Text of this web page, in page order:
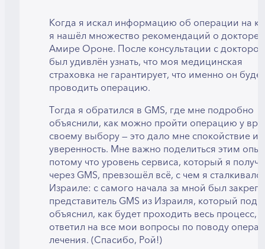
Когда я искал информацию об операции на
я нашёл множество рекомендаций о докторе
Амире Ороне. После консультации с
был удивлён узнать, что моя медицинская
страховка не гарантирует, что именно он будет
проводить операцию.
Тогда я обратился в GMS, где мне подробно
объяснили, как можно пройти операцию у
своему выбору — это дало мне спокойствие и
уверенность. Мне важно поделиться этим
потому что уровень сервиса, который я
через GMS, превзошёл всё, с чем я
Израиле: с самого начала за мной был
представитель GMS из Израиля, который
объяснил, как будет проходить весь процесс, и
ответил на все мои вопросы по поводу
лечения. (Спасибо, Рой!)